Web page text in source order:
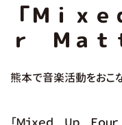
「Ｍｉｘ
ｒ Ｍａｔ
熊本で音楽活動をおこ